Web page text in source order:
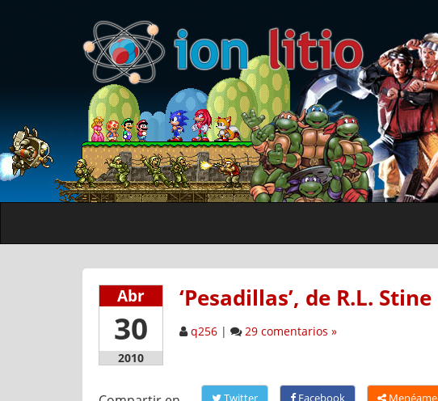
Abr
30
2010
‘Pesadillas’, de R.L. Stine
q256 | 29 comentarios »
Twitter Facebook Menéame